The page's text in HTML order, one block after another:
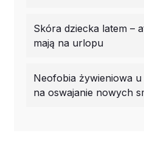
Skóra dziecka latem –
mają na urlopu
Neofobia żywieniowa
na oswajanie nowych